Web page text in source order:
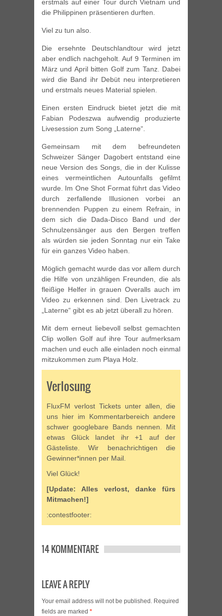
erstmals auf einer Tour durch Vietnam und
die Philippinen präsentieren durften.
Viel zu tun also.
Die ersehnte Deutschlandtour wird jetzt
aber endlich nachgeholt. Auf 9 Terminen im
März und April bitten Golf zum Tanz. Dabei
wird die Band ihr Debüt neu interpretieren
und erstmals neues Material spielen.
Einen ersten Eindruck bietet jetzt die mit
Fabian Podeszwa aufwendig produzierte
Livesession zum Song „Laterne“.
Gemeinsam mit dem befreundeten
Schweizer Sänger Dagobert entstand eine
neue Version des Songs, die in der Kulisse
eines vermeintlichen Autounfalls gefilmt
wurde. Im One Shot Format führt das Video
durch zerfallende Illusionen vorbei an
brennenden Puppen zu einem Refrain, in
dem sich die Dada-Disco Band und der
Schnulzensänger aus den Bergen treffen
als würden sie jeden Sonntag nur ein Take
für ein ganzes Video haben.
Möglich gemacht wurde das vor allem durch
die Hilfe von unzähligen Freunden, die als
fleißige Helfer in grauen Overalls auch im
Video zu erkennen sind. Den Livetrack zu
„Laterne“ gibt es ab jetzt überall zu hören.
Mit dem erneut liebevoll selbst gemachten
Clip wollen Golf auf ihre Tour aufmerksam
machen und euch alle einladen noch einmal
mitzukommen zum Playa Holz.
Verlosung
FluxFM verlost Tickets unter allen, die
uns hier im Kommentarbereich andere
schwer googlebare Bands nennen. Mit
etwas Glück landet ihr +1 auf der
Gästeliste. Wir benachrichtigen die
Gewinner*innen per Mail.
Viel Glück!
[Update: Alles verlost, danke fürs
Mitmachen!]
:contestfooter:
14 KOMMENTARE
LEAVE A REPLY
Your email address will not be published. Required
fields are marked *